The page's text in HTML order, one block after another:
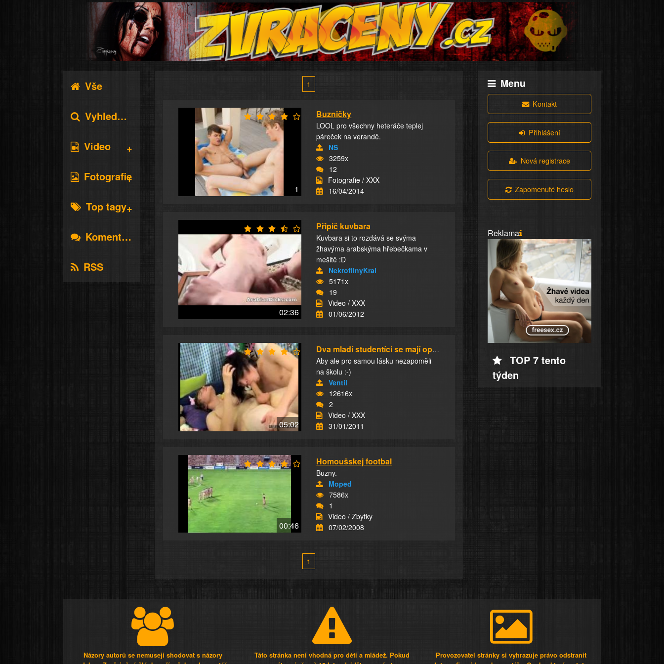
Vše
Vyhledávání
Video
Fotografie
Top tagy
Komentáře
RSS
1
1
Buzničky
LOOL pro všechny heteráče teplej
páreček na verandě.
NS
3259x
12
Fotografie / XXX
16/04/2014
02:36
Připič kuvbara
Kuvbara si to rozdává se svýma
žhavýma arabskýma hřebečkama v
mešitě :D
NekrofilnyKral
5171x
19
Video / XXX
01/06/2012
05:02
Dva mladí studentíci se mají opravdu rádi
Aby ale pro samou lásku nezapoměli
na školu :-)
Ventil
12616x
2
Video / XXX
31/01/2011
00:46
Homoušskej footbal
Buzny.
Moped
7586x
1
Video / Zbytky
07/02/2008
1
Menu
Kontakt
Přihlášení
Nová registrace
Zapomenuté heslo
Reklama
TOP 7 tento
týden
Názory autorů se nemusejí shodovat s názory
Táto stránka není vhodná pro děti a mládež. Pokud
Provozovatel stránky si vyhrazuje právo odstranit